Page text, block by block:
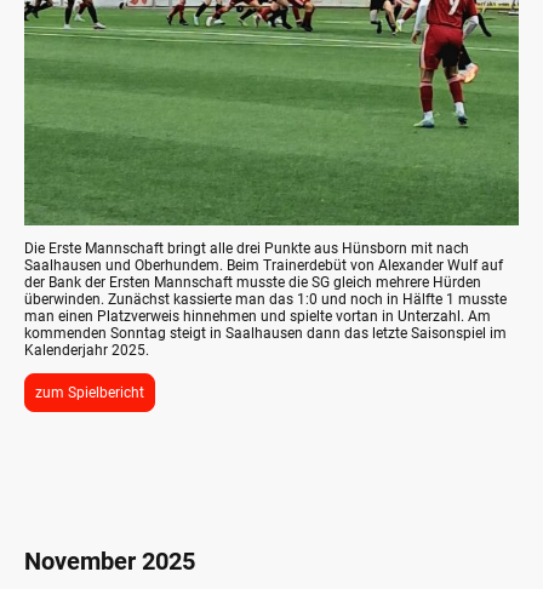
Die Erste Mannschaft bringt alle drei Punkte aus Hünsborn mit nach
Saalhausen und Oberhundem. Beim Trainerdebüt von Alexander Wulf auf
der Bank der Ersten Mannschaft musste die SG gleich mehrere Hürden
überwinden. Zunächst kassierte man das 1:0 und noch in Hälfte 1 musste
man einen Platzverweis hinnehmen und spielte vortan in Unterzahl. Am
kommenden Sonntag steigt in Saalhausen dann das letzte Saisonspiel im
Kalenderjahr 2025.
zum Spielbericht
November 2025